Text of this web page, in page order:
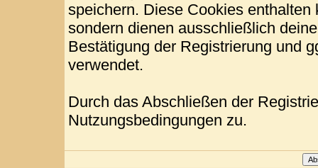
speichern. Diese Cookies
sondern dienen ausschließlich
Bestätigung der Registrierung und
verwendet.
Durch das Abschließen der
Nutzungsbedingungen zu.